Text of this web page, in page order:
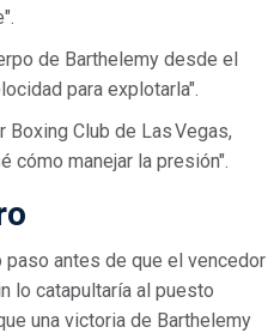
de Barthelemy desde el
para explotarla".
Club de Las Vegas,
cómo manejar la presión".
antes de que el vencedor
lo catapultaría al puesto
una victoria de Barthelemy